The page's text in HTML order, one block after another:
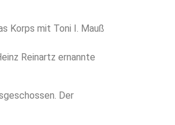
Korps mit Toni I. Mauß
Reinartz ernannte
Der